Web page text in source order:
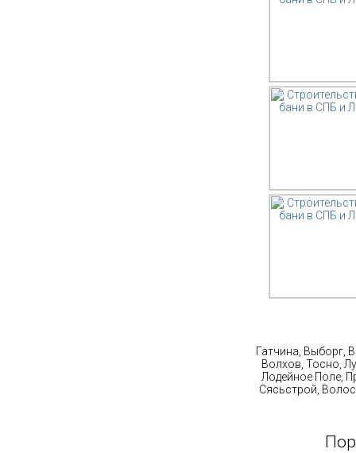
Гатчина, Выборг,
Волхов, Тосно,
Лодейное Поле,
Сясьстрой,